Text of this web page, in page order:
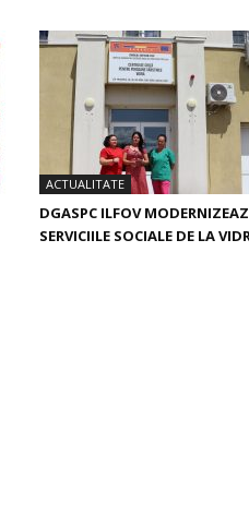
ACTUALITATE
DGASPC ILFOV
SERVICIILE SOCIALE DE LA